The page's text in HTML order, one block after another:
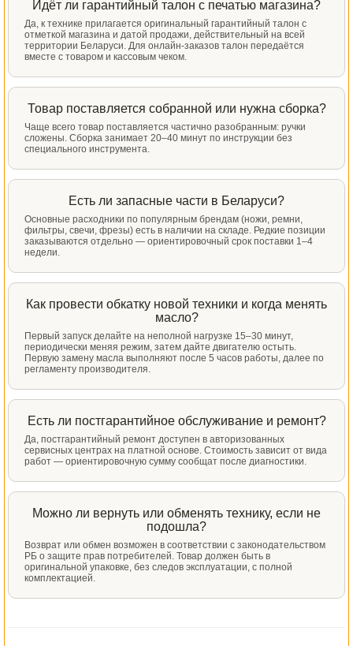
Идёт ли гарантийный талон с печатью магазина?
Да, к технике прилагается оригинальный гарантийный талон с
отметкой магазина и датой продажи, действительный на всей
территории Беларуси. Для онлайн-заказов талон передаётся
вместе с товаром и кассовым чеком.
Товар поставляется собранной или нужна сборка?
Чаще всего товар поставляется частично разобранным: ручки
сложены. Сборка занимает 20–40 минут по инструкции без
специального инструмента.
Есть ли запасные части в Беларуси?
Основные расходники по популярным брендам (ножи, ремни,
фильтры, свечи, фрезы) есть в наличии на складе. Редкие позиции
заказываются отдельно — ориентировочный срок поставки 1–4
недели.
Как провести обкатку новой техники и когда менять
масло?
Первый запуск делайте на неполной нагрузке 15–30 минут,
периодически меняя режим, затем дайте двигателю остыть.
Первую замену масла выполняют после 5 часов работы, далее по
регламенту производителя.
Есть ли постгарантийное обслуживание и ремонт?
Да, постгарантийный ремонт доступен в авторизованных
сервисных центрах на платной основе. Стоимость зависит от вида
работ — ориентировочную сумму сообщат после диагностики.
Можно ли вернуть или обменять технику, если не
подошла?
Возврат или обмен возможен в соответствии с законодательством
РБ о защите прав потребителей. Товар должен быть в
оригинальной упаковке, без следов эксплуатации, с полной
комплектацией.